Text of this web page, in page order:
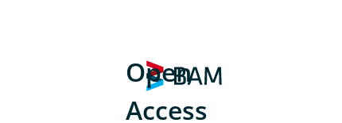
Open
Access